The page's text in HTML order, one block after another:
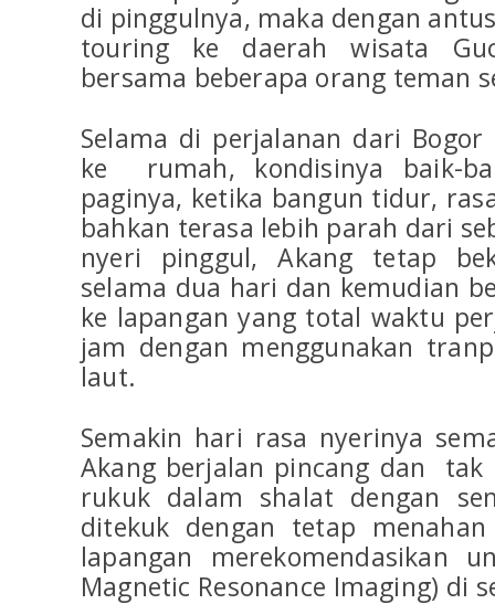
di pinggulnya, maka dengan
touring ke daerah wisata
bersama beberapa orang teman
Selama di perjalanan dari
ke rumah, kondisinya baik-
paginya, ketika bangun tidur,
bahkan terasa lebih parah dari
nyeri pinggul, Akang tetap
selama dua hari dan kemudian
ke lapangan yang total waktu
jam dengan menggunakan
laut.
Semakin hari rasa nyerinya
Akang berjalan pincang dan tak
rukuk dalam shalat dengan
ditekuk dengan tetap
lapangan merekomendasikan
Magnetic Resonance Imaging) di